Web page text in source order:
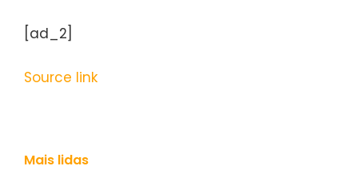
[ad_2]
Source link
Mais lidas